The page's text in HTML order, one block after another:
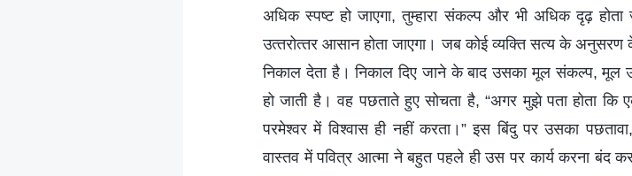
अधिक स्पष्ट हो जाएगा, तुम्‍हारा संकल्प और भी अधिक दृढ़
उत्‍तरोत्‍तर आसान होता जाएगा। जब कोई व्यक्ति सत्य के अनुसरण
निकाल देता है। निकाल दिए जाने के बाद उसका मूल संकल्प, मूल
हो जाती है। वह पछताते हुए सोचता है, “अगर मुझे पता होता कि
परमेश्वर में विश्वास ही नहीं करता।” इस बिंदु पर उसका
वास्‍तव में पवित्र आत्मा ने बहुत पहले ही उस पर कार्य करना बंद